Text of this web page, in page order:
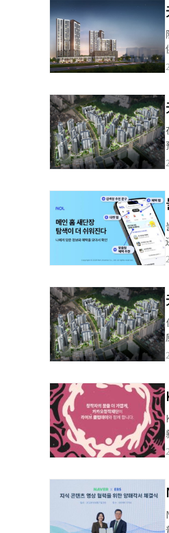
也
荐
竞